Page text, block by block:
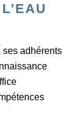
ses adhérents